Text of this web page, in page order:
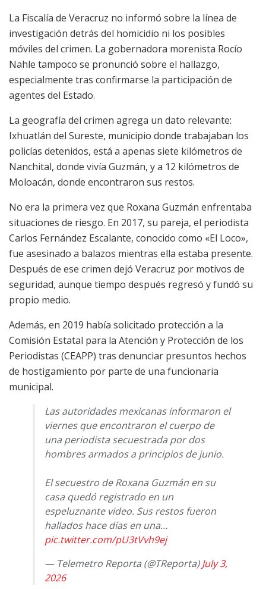
La Fiscalía de Veracruz no informó sobre la línea de
investigación detrás del homicidio ni los posibles
móviles del crimen. La gobernadora morenista Rocío
Nahle tampoco se pronunció sobre el hallazgo,
especialmente tras confirmarse la participación de
agentes del Estado.
La geografía del crimen agrega un dato relevante:
Ixhuatlán del Sureste, municipio donde trabajaban los
policías detenidos, está a apenas siete kilómetros de
Nanchital, donde vivía Guzmán, y a 12 kilómetros de
Moloacán, donde encontraron sus restos.
No era la primera vez que Roxana Guzmán enfrentaba
situaciones de riesgo. En 2017, su pareja, el periodista
Carlos Fernández Escalante, conocido como «El Loco»,
fue asesinado a balazos mientras ella estaba presente.
Después de ese crimen dejó Veracruz por motivos de
seguridad, aunque tiempo después regresó y fundó su
propio medio.
Además, en 2019 había solicitado protección a la
Comisión Estatal para la Atención y Protección de los
Periodistas (CEAPP) tras denunciar presuntos hechos
de hostigamiento por parte de una funcionaria
municipal.
Las autoridades mexicanas informaron el
viernes que encontraron el cuerpo de
una periodista secuestrada por dos
hombres armados a principios de junio.
El secuestro de Roxana Guzmán en su
casa quedó registrado en un
espeluznante video. Sus restos fueron
hallados hace días en una…
pic.twitter.com/pU3tVvh9ej
— Telemetro Reporta (@TReporta)July 3,
2026